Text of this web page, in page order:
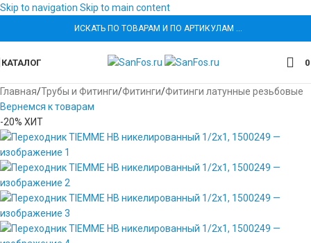
Skip to navigation Skip to main content
ИСКАТЬ ПО ТОВАРАМ И ПО АРТИКУЛАМ …
КАТАЛОГ 0
Главная/Трубы и Фитинги/Фитинги/Фитинги латунные резьбовые
Вернемся к товарам
-20% ХИТ